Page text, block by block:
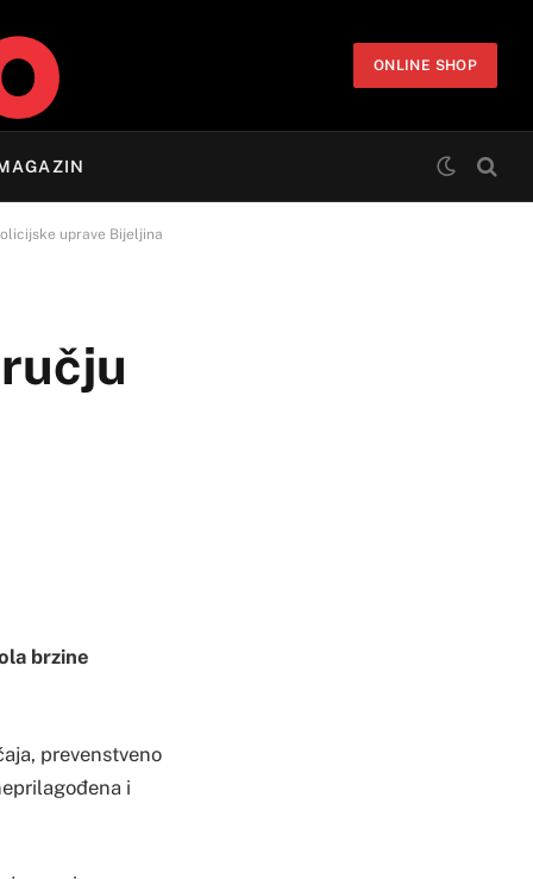
ONLINE SHOP
uprave Bijeljina
brzine
prevenstveno
i